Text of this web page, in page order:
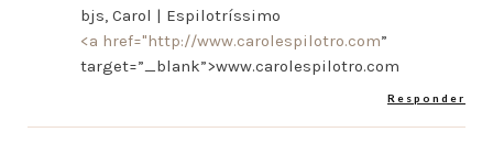
bjs, Carol | Espilotríssimo
<a href="http://www.carolespilotro.com”
target=”_blank”>www.carolespilotro.com
Responder